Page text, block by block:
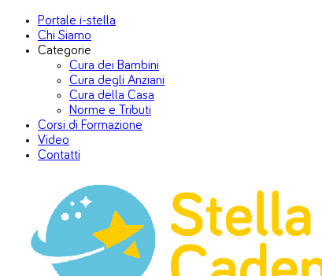
Portale i-stella
Chi Siamo
Categorie
Cura dei Bambini
Cura degli Anziani
Cura della Casa
Norme e Tributi
Corsi di Formazione
Video
Contatti